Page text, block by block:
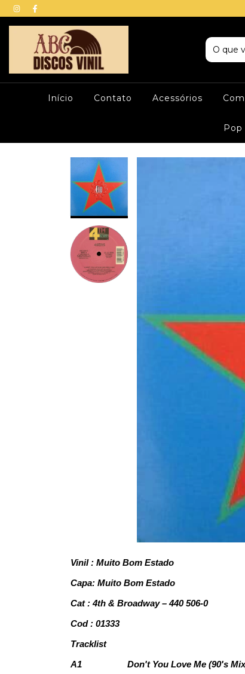
Início Contato Acessórios
Pop
Vinil : Muito Bom Estado
Capa: Muito Bom Estado
Cat : 4th & Broadway – 440 506-0
Cod : 01333
Tracklist
A1
Don't You Love Me (90's